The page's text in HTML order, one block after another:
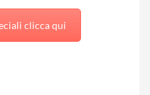
clicca qui